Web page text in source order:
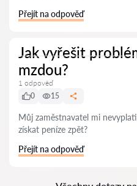
Přejít na odpověď
Jak vyřešit
mzdou?
1 odpověď
0
15
Můj zaměstnavatel mi
získat peníze zpět?
Přejít na odpověď